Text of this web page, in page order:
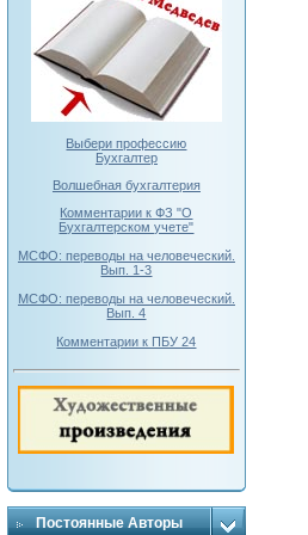
Выбери профессию
Бухгалтер
Волшебная бухгалтерия
Комментарии к ФЗ "О
Бухгалтерском учете"
МСФО: переводы на человеческий.
Вып. 1-3
МСФО: переводы на человеческий.
Вып. 4
Комментарии к ПБУ 24
Постоянные Авторы